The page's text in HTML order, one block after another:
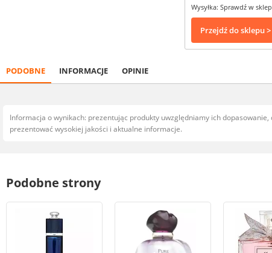
Wysyłka: Sprawdź w
Przejdź do sklepu >
PODOBNE INFORMACJE OPINIE
Informacja o wynikach: prezentując produkty uwzględniamy ich
prezentować wysokiej jakości i aktualne informacje.
Podobne strony